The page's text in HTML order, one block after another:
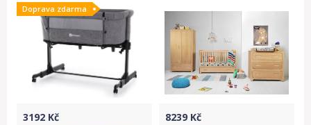
Doprava zdarma
3192 Kč 8239 Kč